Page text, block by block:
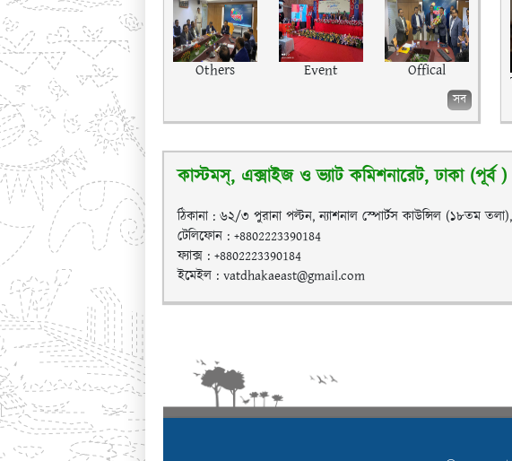
Others Event Offical
সব
কাস্টমস্, এক্সাইজ ও ভ্যাট কমিশনারেট, ঢাকা (পূর্ব )
ঠিকানা : ৬২/৩ পুরানা পল্টন, ন্যাশনাল স্পোর্টস কাউন্সিল (১৮তম তলা),
টেলিফোন : +8802223390184
ফ্যাক্স : +8802223390184
ইমেইল : vatdhakaeast@gmail.com